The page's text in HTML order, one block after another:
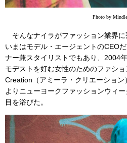
Photo by
そんなナイラがファッション業界に
いまはモデル・エージェントのCEO
ナー兼スタイリストでもあり、2004
モデストを好む女性のためのファシ
Creation（アミーラ・クリエーショ
よりニューヨークファッションウィ
目を浴びた。